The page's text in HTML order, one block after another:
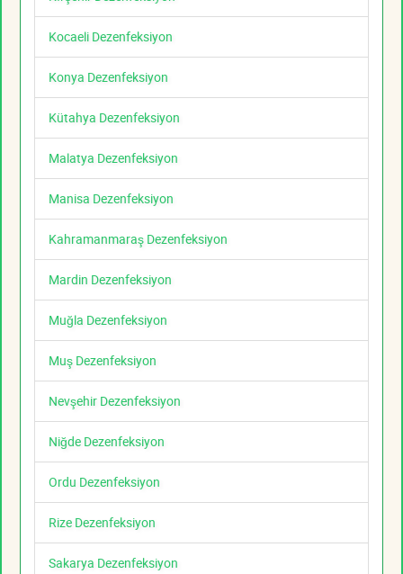
Kocaeli Dezenfeksiyon
Konya Dezenfeksiyon
Kütahya Dezenfeksiyon
Malatya Dezenfeksiyon
Manisa Dezenfeksiyon
Kahramanmaraş Dezenfeksiyon
Mardin Dezenfeksiyon
Muğla Dezenfeksiyon
Muş Dezenfeksiyon
Nevşehir Dezenfeksiyon
Niğde Dezenfeksiyon
Ordu Dezenfeksiyon
Rize Dezenfeksiyon
Sakarya Dezenfeksiyon